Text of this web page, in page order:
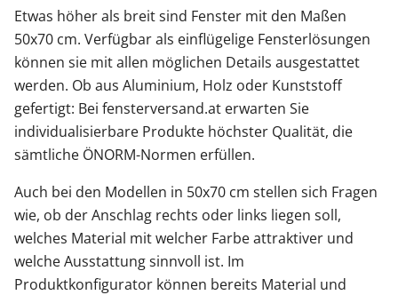
Etwas höher als breit sind Fenster mit den Maßen
50x70 cm. Verfügbar als einflügelige Fensterlösungen
können sie mit allen möglichen Details ausgestattet
werden. Ob aus Aluminium, Holz oder Kunststoff
gefertigt: Bei fensterversand.at erwarten Sie
individualisierbare Produkte höchster Qualität, die
sämtliche ÖNORM-Normen erfüllen.
Auch bei den Modellen in 50x70 cm stellen sich Fragen
wie, ob der Anschlag rechts oder links liegen soll,
welches Material mit welcher Farbe attraktiver und
welche Ausstattung sinnvoll ist. Im
Produktkonfigurator können bereits Material und